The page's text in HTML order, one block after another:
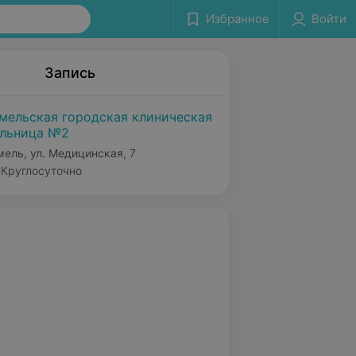
Избранное Войти
Запись
городская клиническая
№2
ул. Медицинская, 7
Круглосуточно